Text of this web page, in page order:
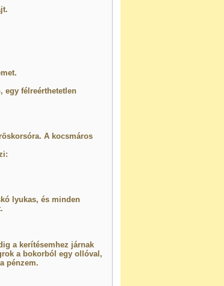
egy félreérthetetlen
A kocsmáros
lyukas, és minden
a kerítésemhez járnak
a bokorból egy ollóval,
pénzem.